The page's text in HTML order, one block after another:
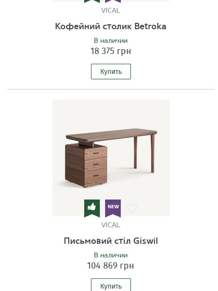
VICAL
Кофейний столик Betroka
В наличии
18 375 грн
Купить
VICAL
Письмовий стіл Giswil
В наличии
104 869 грн
Купить